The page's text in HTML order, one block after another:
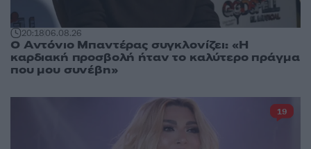
20:1806.08.26
Ο Αντόνιο Μπαντέρας συγκλονίζει: «Η
καρδιακή προσβολή ήταν το καλύτερο πράγμα
που μου συνέβη»
19